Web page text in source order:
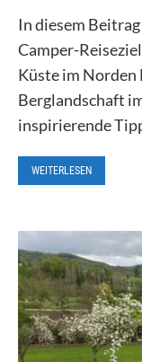
In diesem
Camper-
Küste im Norden
Berglandschaft
inspirierende
WEITERLESEN